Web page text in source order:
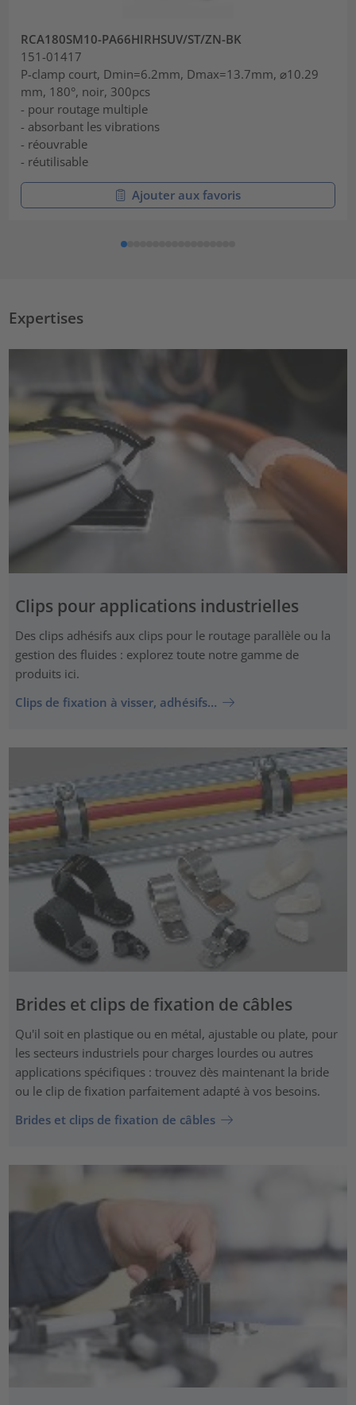
RCA180SM10-PA66HIRHSUV/ST/ZN-BK
151-01417
P-clamp court, Dmin=6.2mm, Dmax=13.7mm, ⌀10.29
mm, 180°, noir, 300pcs
- pour routage multiple
- absorbant les vibrations
- réouvrable
- réutilisable
Ajouter aux favoris
Expertises
Clips pour applications industrielles
Des clips adhésifs aux clips pour le routage parallèle ou la
gestion des fluides : explorez toute notre gamme de
produits ici.
Clips de fixation à visser, adhésifs…
Brides et clips de fixation de câbles
Qu'il soit en plastique ou en métal, ajustable ou plate, pour
les secteurs industriels pour charges lourdes ou autres
applications spécifiques : trouvez dès maintenant la bride
ou le clip de fixation parfaitement adapté à vos besoins.
Brides et clips de fixation de câbles